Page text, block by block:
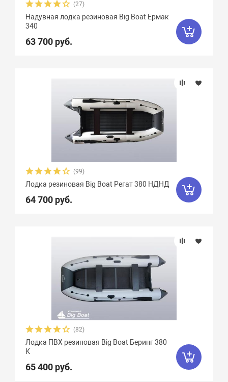
(27)
Надувная лодка резиновая Big Boat Ермак
340
63 700 руб.
(99)
Лодка резиновая Big Boat Регат 380 НДНД
64 700 руб.
(82)
Лодка ПВХ резиновая Big Boat Беринг 380
К
65 400 руб.